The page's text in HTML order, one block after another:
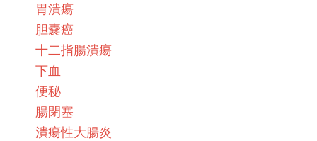
胃潰瘍
胆嚢癌
十二指腸潰瘍
下血
便秘
腸閉塞
潰瘍性大腸炎